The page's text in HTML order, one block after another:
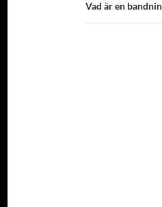
Vad är en